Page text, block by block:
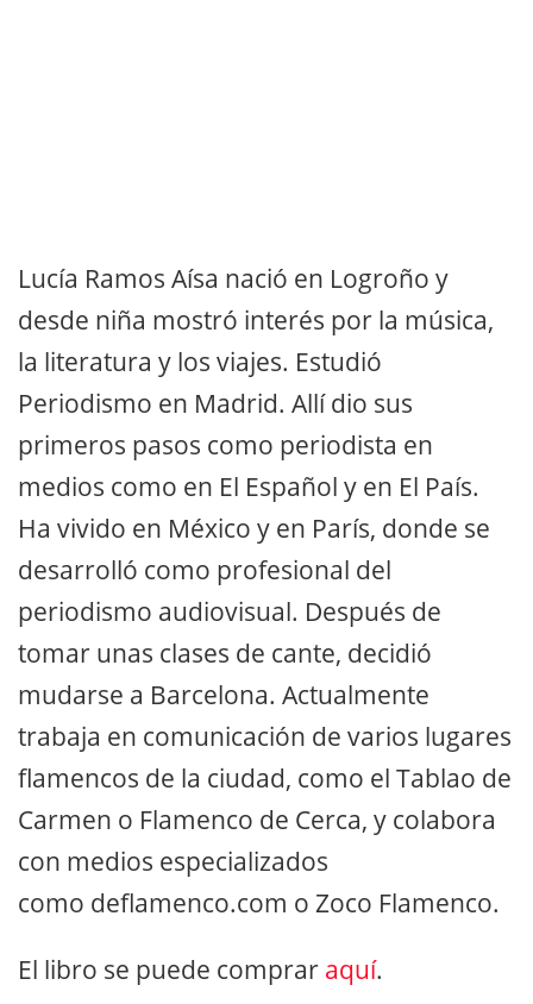
Lucía Ramos Aísa nació en Logroño y
desde niña mostró interés por la música,
la literatura y los viajes. Estudió
Periodismo en Madrid. Allí dio sus
primeros pasos como periodista en
medios como en El Español y en El País.
Ha vivido en México y en París, donde se
desarrolló como profesional del
periodismo audiovisual. Después de
tomar unas clases de cante, decidió
mudarse a Barcelona. Actualmente
trabaja en comunicación de varios lugares
flamencos de la ciudad, como el Tablao de
Carmen o Flamenco de Cerca, y colabora
con medios especializados
como deflamenco.com o Zoco Flamenco.
El libro se puede comprar aquí.